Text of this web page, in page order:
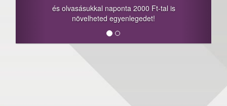
és olvasásukkal naponta 2000 Ft-tal is
növelheted egyenlegedet!